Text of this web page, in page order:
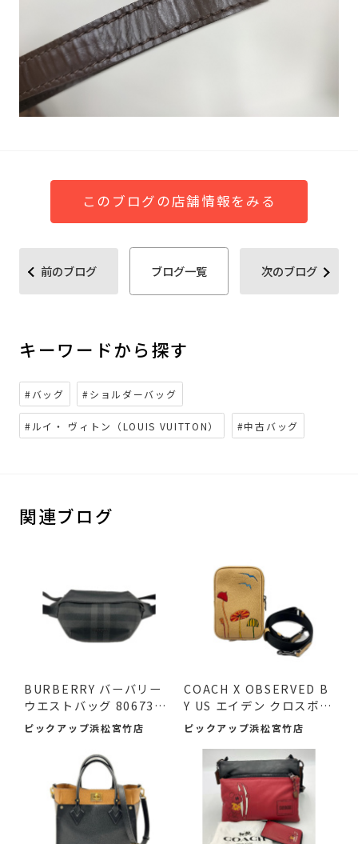
このブログの店舗情報をみる
前のブログ ブログ一覧 次のブログ
キーワードから探す
#バッグ #ショルダーバッグ
#ルイ・ ヴィトン（LOUIS VUITTON） #中古バッグ
関連ブログ
BURBERRY バーバリー
ウエストバッグ 8067398
ボデ...
ピックアップ浜松宮竹店
COACH X OBSERVED B
Y US エイデン クロスボデ
ィバ...
ピックアップ浜松宮竹店